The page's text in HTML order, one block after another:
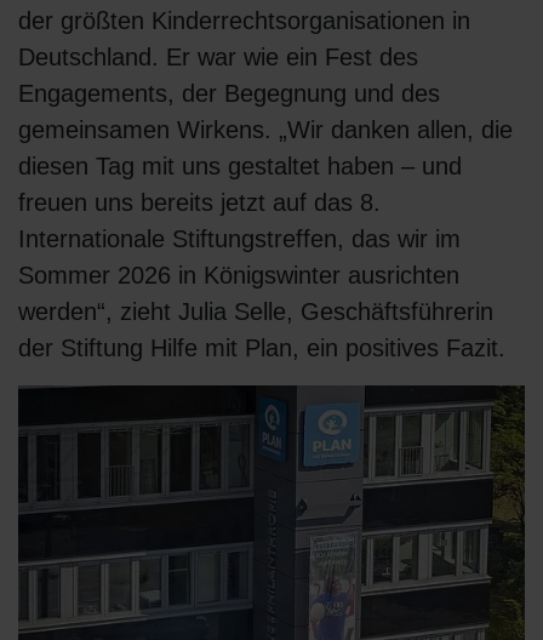
der größten Kinderrechtsorganisationen in
Deutschland. Er war wie ein Fest des
Engagements, der Begegnung und des
gemeinsamen Wirkens. „Wir danken allen, die
diesen Tag mit uns gestaltet haben – und
freuen uns bereits jetzt auf das 8.
Internationale Stiftungstreffen, das wir im
Sommer 2026 in Königswinter ausrichten
werden“, zieht Julia Selle, Geschäftsführerin
der Stiftung Hilfe mit Plan, ein positives Fazit.